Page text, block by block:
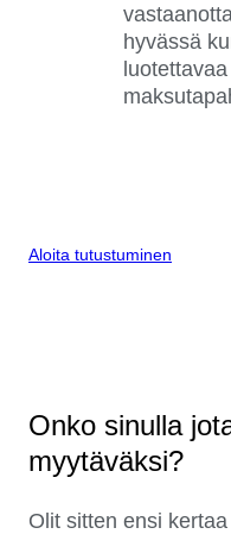
hyvässä
Aloita tutustuminen
Onko sinulla
myytäväksi?
Olit sitten ensi